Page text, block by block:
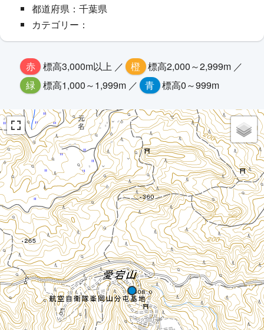
都道府県：千葉県
カテゴリー：
赤 標高3,000m以上 ／ 橙
標高2,000～2,999m ／
緑 標高1,000～1,999m ／ 青 標高0～999m